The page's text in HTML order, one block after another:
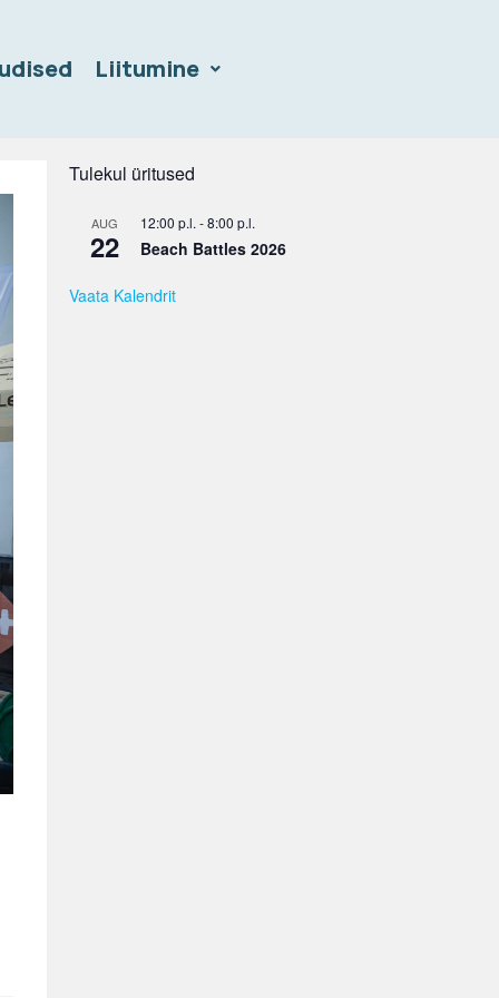
Liitumine
Tulekul üritused
AUG
22
12:00 p.l. -8:00 p.l.
Beach Battles 2026
Vaata Kalendrit